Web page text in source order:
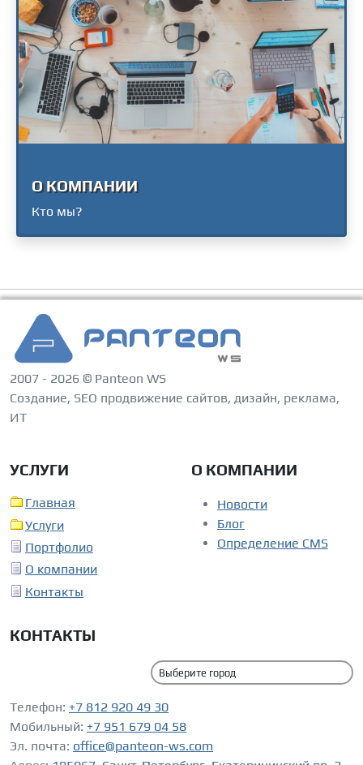
О КОМПАНИИ
Кто мы?
2007 - 2026 © Panteon WS
Создание, SEO продвижение сайтов, дизайн, реклама,
ИТ
УСЛУГИ
Главная
Услуги
Портфолио
О компании
Контакты
О КОМПАНИИ
Новости
Блог
Определение CMS
КОНТАКТЫ
Телефон: +7 812 920 49 30
Мобильный: +7 951 679 04 58
Эл. почта: office@panteon-ws.com